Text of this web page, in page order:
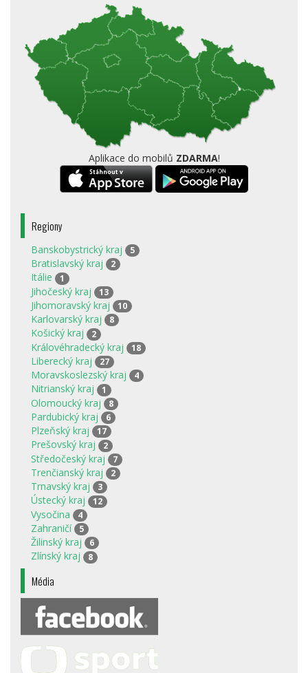
Aplikace do mobilů ZDARMA!
Regiony
Banskobystrický kraj 5
Bratislavský kraj 2
Itálie 1
Jihočeský kraj 13
Jihomoravský kraj 10
Karlovarský kraj 8
Košický kraj 2
Královéhradecký kraj 18
Liberecký kraj 27
Moravskoslezský kraj 4
Nitrianský kraj 1
Olomoucký kraj 8
Pardubický kraj 6
Plzeňský kraj 17
Prešovský kraj 2
Středočeský kraj 7
Trenčianský kraj 2
Trnavský kraj 3
Ústecký kraj 12
Vysočina 4
Zahraničí 5
Žilinský kraj 6
Zlínský kraj 8
Média